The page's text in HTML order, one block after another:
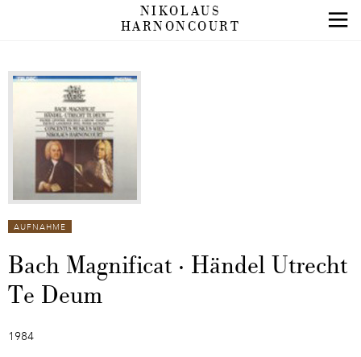
NIKOLAUS
HARNONCOURT
AUFNAHME
Bach Magnificat · Händel Utrecht
Te Deum
1984